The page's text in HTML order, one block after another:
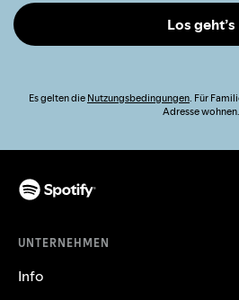
Los geht’s
Es gelten die Nutzungsbedingungen. Für
Adresse wohnen.
UNTERNEHMEN
Info